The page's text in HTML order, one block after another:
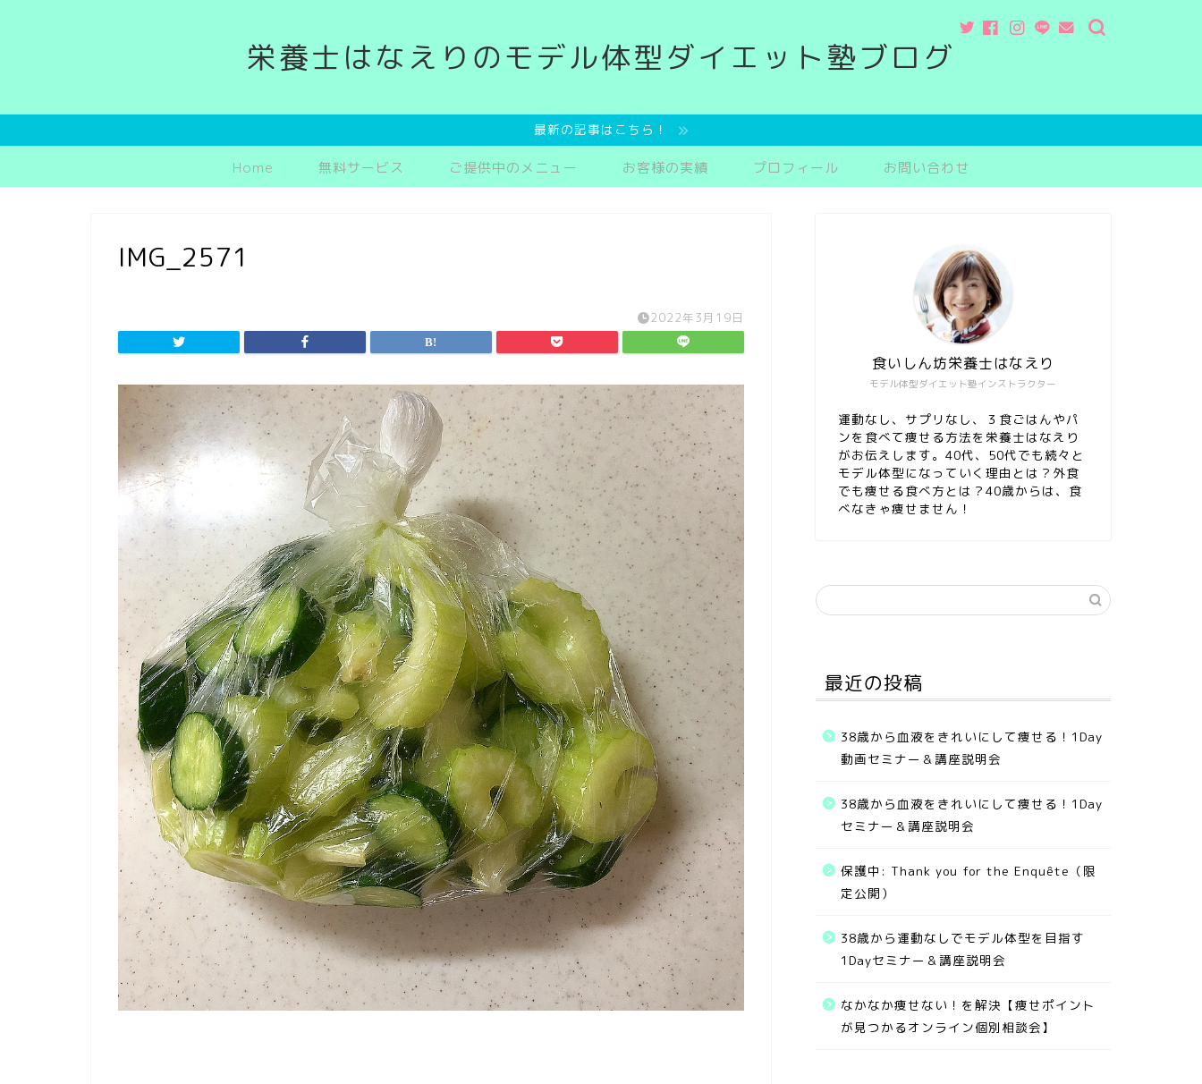
栄養士はなえりのモデル体型ダイエット塾ブログ
最新の記事はこちら！
Home 無料サービス ご提供中のメニュー お客様の実績 プロフィール お問い合わせ
IMG_2571
2022年3月19日
モデル体型ダイエット塾インストラクター
食いしん坊栄養士はなえり
運動なし、サプリなし、３食ごはんやパ
ンを食べて痩せる方法を栄養士はなえり
がお伝えします。40代、50代でも続々と
モデル体型になっていく理由とは？外食
でも痩せる食べ方とは？40歳からは、食
べなきゃ痩せません！
最近の投稿
38歳から血液をきれいにして痩せる！1Day
動画セミナー＆講座説明会
38歳から血液をきれいにして痩せる！1Day
セミナー＆講座説明会
保護中: Thank you for the Enquête（限
定公開）
38歳から運動なしでモデル体型を目指す
1Dayセミナー＆講座説明会
なかなか痩せない！を解決【痩せポイント
が見つかるオンライン個別相談会】